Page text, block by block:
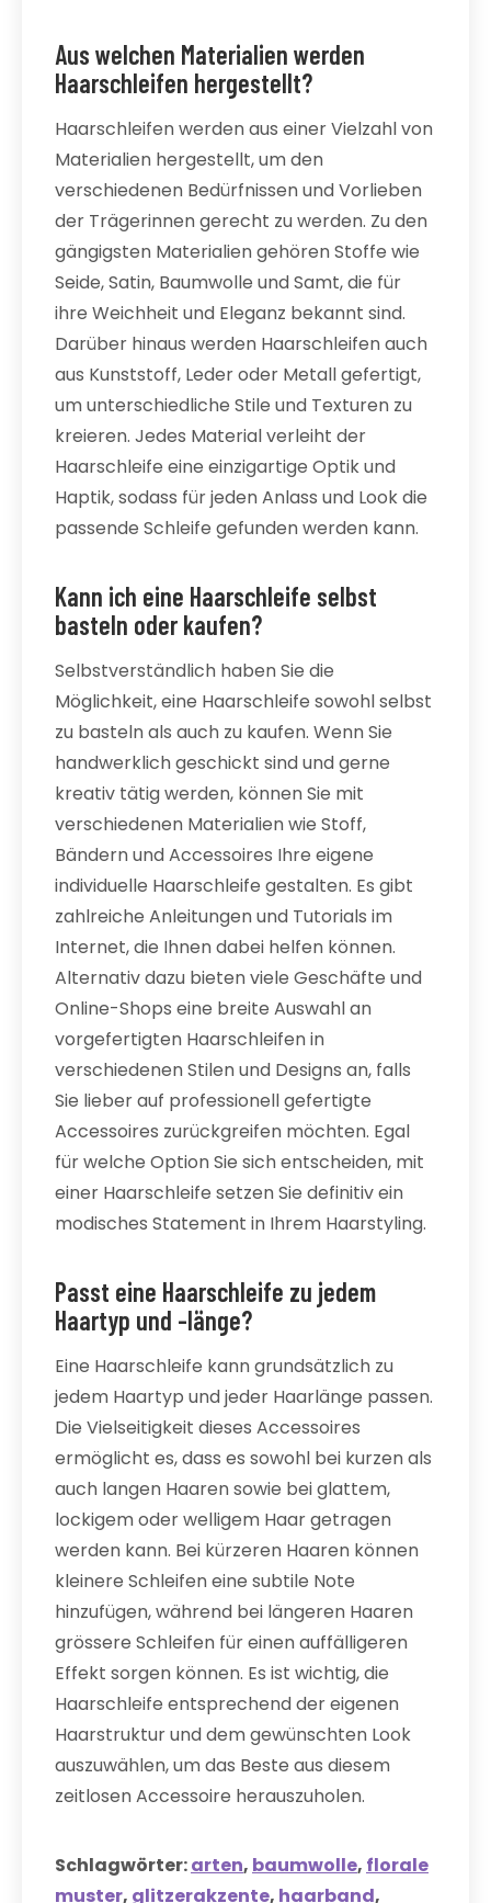
Aus welchen Materialien werden
Haarschleifen hergestellt?
Haarschleifen werden aus einer Vielzahl von
Materialien hergestellt, um den
verschiedenen Bedürfnissen und Vorlieben
der Trägerinnen gerecht zu werden. Zu den
gängigsten Materialien gehören Stoffe wie
Seide, Satin, Baumwolle und Samt, die für
ihre Weichheit und Eleganz bekannt sind.
Darüber hinaus werden Haarschleifen auch
aus Kunststoff, Leder oder Metall gefertigt,
um unterschiedliche Stile und Texturen zu
kreieren. Jedes Material verleiht der
Haarschleife eine einzigartige Optik und
Haptik, sodass für jeden Anlass und Look die
passende Schleife gefunden werden kann.
Kann ich eine Haarschleife selbst
basteln oder kaufen?
Selbstverständlich haben Sie die
Möglichkeit, eine Haarschleife sowohl selbst
zu basteln als auch zu kaufen. Wenn Sie
handwerklich geschickt sind und gerne
kreativ tätig werden, können Sie mit
verschiedenen Materialien wie Stoff,
Bändern und Accessoires Ihre eigene
individuelle Haarschleife gestalten. Es gibt
zahlreiche Anleitungen und Tutorials im
Internet, die Ihnen dabei helfen können.
Alternativ dazu bieten viele Geschäfte und
Online-Shops eine breite Auswahl an
vorgefertigten Haarschleifen in
verschiedenen Stilen und Designs an, falls
Sie lieber auf professionell gefertigte
Accessoires zurückgreifen möchten. Egal
für welche Option Sie sich entscheiden, mit
einer Haarschleife setzen Sie definitiv ein
modisches Statement in Ihrem Haarstyling.
Passt eine Haarschleife zu jedem
Haartyp und -länge?
Eine Haarschleife kann grundsätzlich zu
jedem Haartyp und jeder Haarlänge passen.
Die Vielseitigkeit dieses Accessoires
ermöglicht es, dass es sowohl bei kurzen als
auch langen Haaren sowie bei glattem,
lockigem oder welligem Haar getragen
werden kann. Bei kürzeren Haaren können
kleinere Schleifen eine subtile Note
hinzufügen, während bei längeren Haaren
grössere Schleifen für einen auffälligeren
Effekt sorgen können. Es ist wichtig, die
Haarschleife entsprechend der eigenen
Haarstruktur und dem gewünschten Look
auszuwählen, um das Beste aus diesem
zeitlosen Accessoire herauszuholen.
Schlagwörter:arten, baumwolle, florale
muster, glitzerakzente, haarband,